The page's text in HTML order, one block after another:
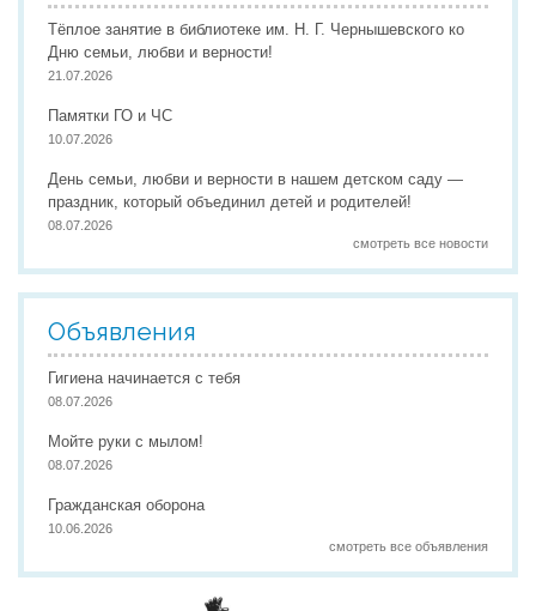
Тёплое занятие в библиотеке им. Н. Г. Чернышевского ко
Дню семьи, любви и верности!
21.07.2026
Памятки ГО и ЧС
10.07.2026
День семьи, любви и верности в нашем детском саду —
праздник, который объединил детей и родителей!
08.07.2026
смотреть все новости
Объявления
Гигиена начинается с тебя
08.07.2026
Мойте руки с мылом!
08.07.2026
Гражданская оборона
10.06.2026
смотреть все объявления